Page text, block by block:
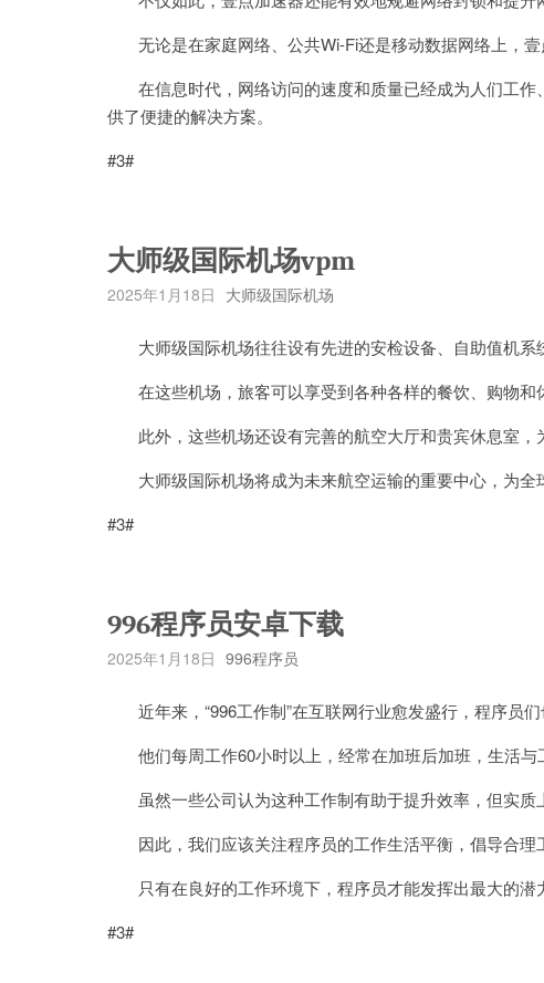
无论是在家庭网络、公共Wi-Fi还是移动数据网络上，壹
在信息时代，网络访问的速度和质量已经成为人们工作
供了便捷的解决方案。
#3#
大师级国际机场vpm
2025年1月18日 大师级国际机场
大师级国际机场往往设有先进的安检设备、自助值机系
在这些机场，旅客可以享受到各种各样的餐饮、购物和
此外，这些机场还设有完善的航空大厅和贵宾休息室，
大师级国际机场将成为未来航空运输的重要中心，为全
#3#
996程序员安卓下载
2025年1月18日 996程序员
近年来，“996工作制”在互联网行业愈发盛行，程序员们
他们每周工作60小时以上，经常在加班后加班，生活与
虽然一些公司认为这种工作制有助于提升效率，但实质
因此，我们应该关注程序员的工作生活平衡，倡导合理
只有在良好的工作环境下，程序员才能发挥出最大的潜
#3#